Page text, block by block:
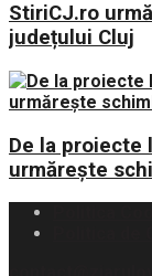
StiriCJ.ro
județului Cluj
De la proiecte
urmărește